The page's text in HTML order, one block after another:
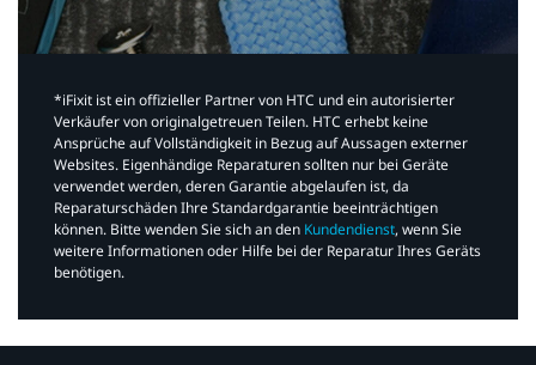
*iFixit ist ein offizieller Partner von HTC und ein autorisierter
Verkäufer von originalgetreuen Teilen. HTC erhebt keine
Ansprüche auf Vollständigkeit in Bezug auf Aussagen externer
Websites. Eigenhändige Reparaturen sollten nur bei Geräte
verwendet werden, deren Garantie abgelaufen ist, da
Reparaturschäden Ihre Standardgarantie beeinträchtigen
können. Bitte wenden Sie sich an den Kundendienst, wenn Sie
weitere Informationen oder Hilfe bei der Reparatur Ihres Geräts
benötigen.​